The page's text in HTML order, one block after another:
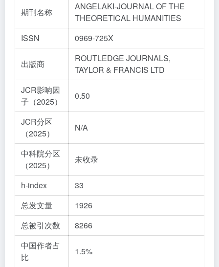
期刊名称
ANGELAKI-JOURNAL OF THE
THEORETICAL HUMANITIES
ISSN
0969-725X
出版商
ROUTLEDGE JOURNALS,
TAYLOR & FRANCIS LTD
JCR影响因
子（2025）
0.50
JCR分区
（2025）
N/A
中科院分区
（2025）
未收录
h-index
33
总发文量
1926
总被引次数
8266
中国作者占
比
1.5%